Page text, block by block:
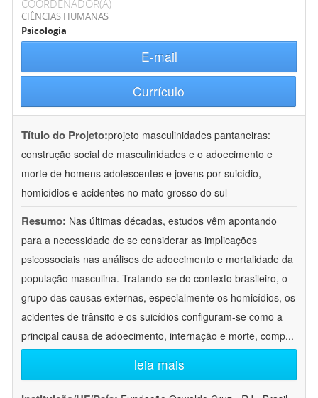
COORDENADOR(A)
CIÊNCIAS HUMANAS
Psicologia
E-mail
Currículo
Título do Projeto:projeto masculinidades pantaneiras:
construção social de masculinidades e o adoecimento e
morte de homens adolescentes e jovens por suicídio,
homicídios e acidentes no mato grosso do sul
Resumo: Nas últimas décadas, estudos vêm apontando
para a necessidade de se considerar as implicações
psicossociais nas análises de adoecimento e mortalidade da
população masculina. Tratando-se do contexto brasileiro, o
grupo das causas externas, especialmente os homicídios, os
acidentes de trânsito e os suicídios configuram-se como a
principal causa de adoecimento, internação e morte, comp...
leia mais